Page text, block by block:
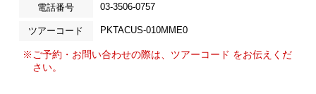
電話番号 03-3506-0757
ツアーコード PKTACUS-010MME0
※ご予約・お問い合わせの際は、ツアーコード をお伝えくだ
さい。